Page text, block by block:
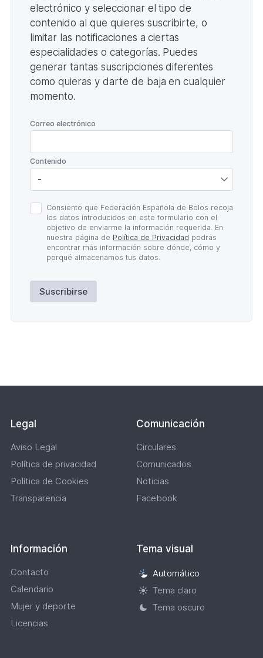
electrónico y seleccionar el tipo de
contenido al que quieres suscribirte, o
limitar las notificaciones a ciertas
especialidades o categorías. Puedes
generar tantas suscripciones diferentes
como quieras y darte de baja en cualquier
momento.
Correo electrónico
Contenido
Política
de
Privacidad
Consiento que Federación Española de Bolos recoja
los datos introducidos en este formulario con el
objetivo de enviarme la información requerida. En
nuestra página de Política de Privacidad podrás
encontrar más información sobre dónde, cómo y
porqué almacenamos tus datos.
Suscribirse
Legal
Aviso Legal
Política de privacidad
Política de Cookies
Transparencia
Comunicación
Circulares
Comunicados
Noticias
Facebook
Información
Contacto
Calendario
Mujer y deporte
Licencias
Tema visual
Selección
de
tema
Automático
Tema claro
Tema oscuro